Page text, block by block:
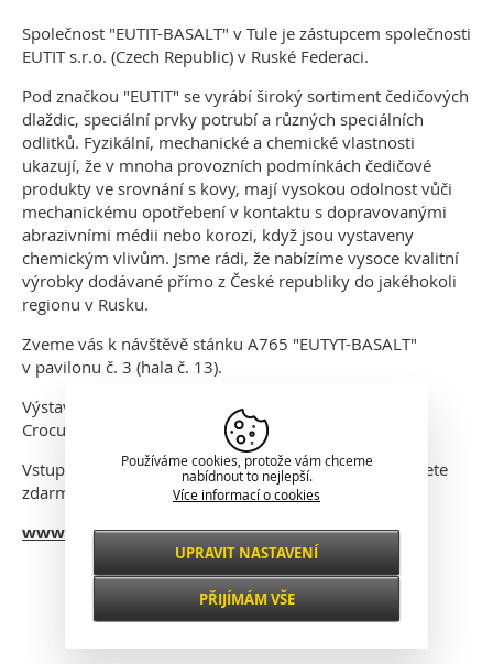
Společnost "EUTIT-BASALT" v Tule je zástupcem společnosti
EUTIT s.r.o. (Czech Republic) v Ruské Federaci.
Pod značkou "EUTIT" se vyrábí široký sortiment čedičových
dlaždic, speciální prvky potrubí a různých speciálních
odlitků. Fyzikální, mechanické a chemické vlastnosti
ukazují, že v mnoha provozních podmínkách čedičové
produkty ve srovnání s kovy, mají vysokou odolnost vůči
mechanickému opotřebení v kontaktu s dopravovanými
abrazivními médii nebo korozi, když jsou vystaveny
chemickým vlivům. Jsme rádi, že nabízíme vysoce kvalitní
výrobky dodávané přímo z České republiky do jakéhokoli
regionu v Rusku.
Zveme vás k návštěvě stánku A765 "EUTYT-BASALT"
v pavilonu č. 3 (hala č. 13).
Výstava se koná
od 17. do 19. dubna
Crocus Expo IEC (Moskva).
Vstupenku k návštěvě MiningWorld Russia 2018 můžete
zdarma získat na
www.miningworld.ru
www.eutit-bazalt.ru
Klasické zobrazení
Používáme cookies, protože vám chceme
nabídnout to nejlepší.
Více informací o cookies
Nezbytné
VŽDY AKTIVNÍ
Funkční a
UPRAVIT NASTAVENÍ
PŘIJÍMÁM VŠE